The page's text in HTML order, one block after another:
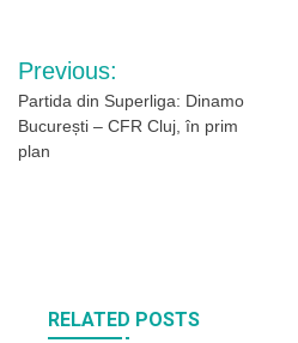
Navigare
în
articole
Previous:
Partida din Superliga: Dinamo
București – CFR Cluj, în prim
plan
RELATED POSTS